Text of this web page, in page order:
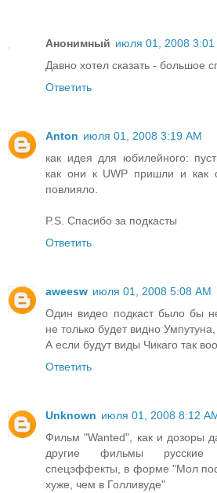
Анонимный июля 01, 2008 3:01
Давно хотел сказать - большое
Ответить
Anton июля 01, 2008 3:19 AM
как идея для юбилейного:
как они к UWP пришли и как
повлияло.
P.S. Спасибо за подкасты
Ответить
aweesw июля 01, 2008 5:08 AM
Один видео подкаст было бы
не только будет видно
А если будут виды Чикаго так
Ответить
Unknown июля 01, 2008 8:12
Фильм "Wanted", как и дозоры
другие фильмы русские
спецэффекты, в форме "Мол
хуже, чем в Голливуде"